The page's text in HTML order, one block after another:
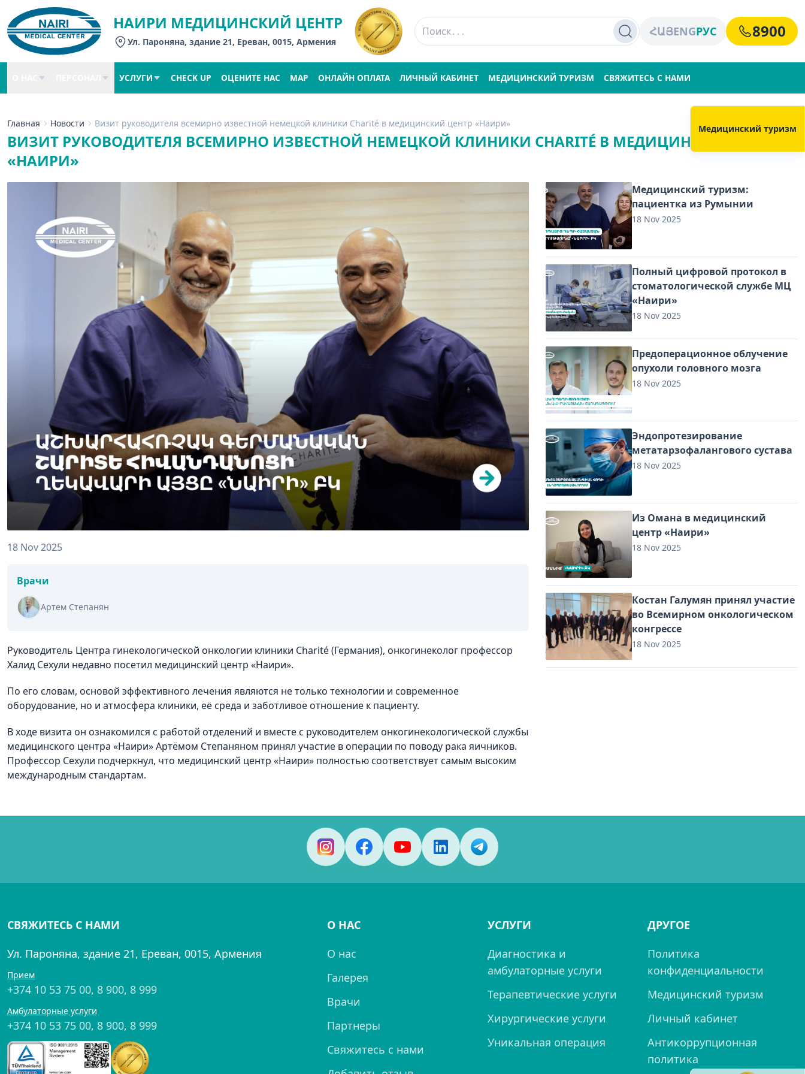
НАИРИ МЕДИЦИНСКИЙ ЦЕНТР
Ул. Пароняна, здание 21, Ереван, 0015, Армения
ՀԱՅENGРУС 8900
УСЛУГИ CHECK UP ОЦЕНИТЕ НАС MAP ОНЛАЙН ОПЛАТА ЛИЧНЫЙ КАБИНЕТ МЕДИЦИНСКИЙ ТУРИЗМ СВЯЖИТЕСЬ С НАМИ
Главная Новости Визит руководителя всемирно известной немецкой клиники Charité в медицинский центр «Наири»
ВИЗИТ РУКОВОДИТЕЛЯ ВСЕМИРНО ИЗВЕСТНОЙ НЕМЕЦКОЙ КЛИНИКИ CHARITÉ В МЕДИЦИНСКИЙ ЦЕНТР
«НАИРИ»
18 Nov 2025
Врачи
Артем Степанян
Руководитель Центра гинекологической онкологии клиники Charité (Германия), онкогинеколог профессор
Халид Сехули недавно посетил медицинский центр «Наири».
По его словам, основой эффективного лечения являются не только технологии и современное
оборудование, но и атмосфера клиники, её среда и заботливое отношение к пациенту.
В ходе визита он ознакомился с работой отделений и вместе с руководителем онкогинекологической службы
медицинского центра «Наири» Артёмом Степаняном принял участие в операции по поводу рака яичников.
Профессор Сехули подчеркнул, что медицинский центр «Наири» полностью соответствует самым высоким
международным стандартам.
Медицинский туризм:
пациентка из Румынии
18 Nov 2025
Полный цифровой протокол в
стоматологической службе МЦ
«Наири»
18 Nov 2025
Предоперационное облучение
опухоли головного мозга
18 Nov 2025
Эндопротезирование
метатарзофалангового сустава
18 Nov 2025
Из Омана в медицинский
центр «Наири»
18 Nov 2025
Костан Галумян принял участие
во Всемирном онкологическом
конгрессе
18 Nov 2025
СВЯЖИТЕСЬ С НАМИ
Ул. Пароняна, здание 21, Ереван, 0015, Армения
Прием
+374 10 53 75 00, 8 900, 8 999
Амбулаторные услуги
+374 10 53 75 00, 8 900, 8 999
О НАС
О нас
Галерея
Врачи
Партнеры
Свяжитесь с нами
УСЛУГИ
Диагностика и
амбулаторные услуги
Терапевтические услуги
Хирургические услуги
Уникальная операция
ДРУГОЕ
Политика
конфиденциальности
Медицинский туризм
Личный кабинет
Антикоррупционная
политика
Медицинский туризм